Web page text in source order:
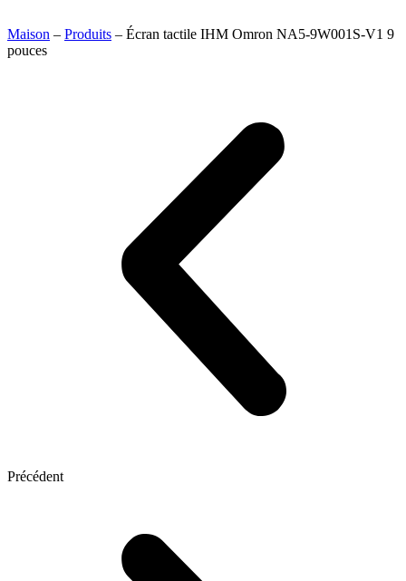
Maison – Produits – Écran tactile IHM Omron NA5-9W001S-V1 9
pouces
Précédent